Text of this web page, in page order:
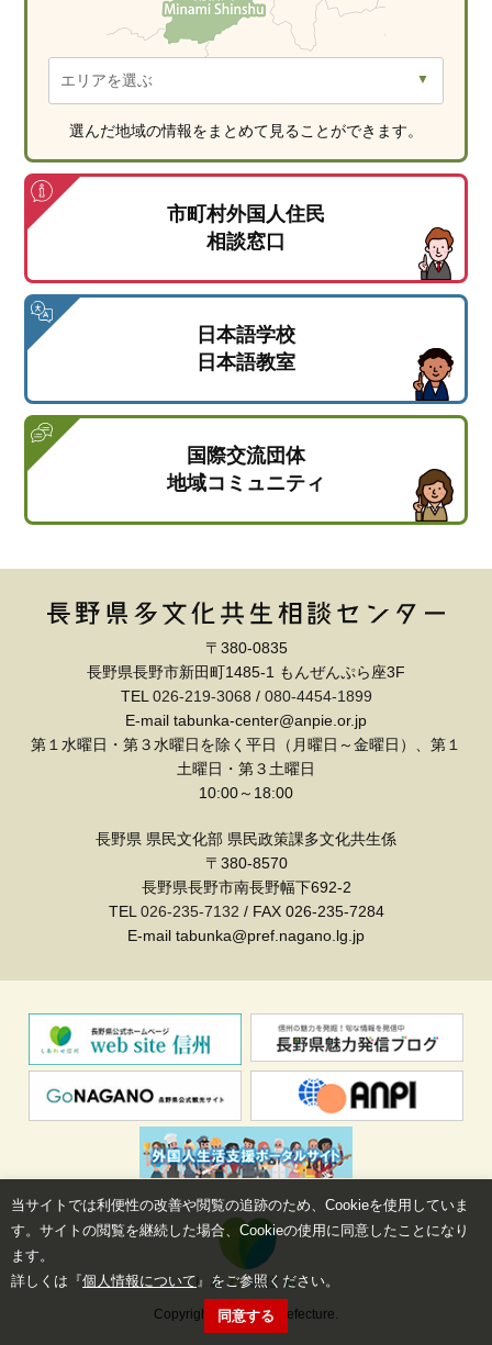
選んだ地域の情報をまとめて見ることができます。
市町村外国人住民
相談窓口
日本語学校
日本語教室
国際交流団体
地域コミュニティ
〒380-0835
長野県長野市新田町1485-1 もんぜんぷら座3F
TEL026-219-3068 / 080-4454-1899
E-mail tabunka-center@anpie.or.jp
第１水曜日・第３水曜日を除く平日（月曜日～金曜日）、第１
土曜日・第３土曜日
10:00～18:00
長野県 県民文化部 県民政策課多文化共生係
〒380-8570
長野県長野市南長野幅下692-2
TEL026-235-7132 / FAX 026-235-7284
E-mail tabunka@pref.nagano.lg.jp
Copyright©Nagano Prefecture.
当サイトでは利便性の改善や閲覧の追跡のため、Cookieを使用していま
す。サイトの閲覧を継続した場合、Cookieの使用に同意したことになり
ます。
詳しくは『個人情報について』をご参照ください。
同意する